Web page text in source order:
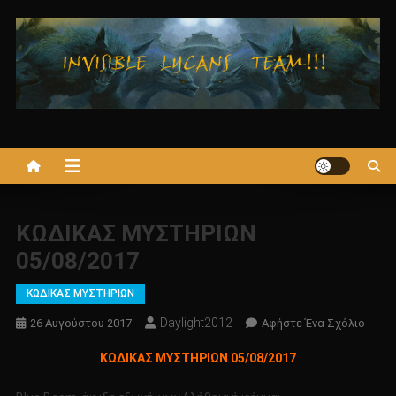
στο
περιεχόμενο
ΚΩΔΙΚΑΣ ΜΥΣΤΗΡΙΩΝ
05/08/2017
ΚΩΔΙΚΑΣ ΜΥΣΤΗΡΙΩΝ
26 Αυγούστου 2017 Daylight2012 Αφήστε Ένα ΣχόλιοΓια
ΚΩΔΙΚΑΣ ΜΥΣΤΗΡΙΩΝ 05/08/2017